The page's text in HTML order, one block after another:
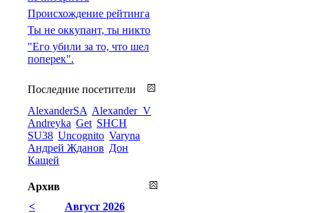
Происхождение рейтинга
Ты не оккупант, ты никто
"Его убили за то, что шел
поперек".
Последние посетители
AlexanderSA Alexander_V
Andreyka Get SHCH
SU38 Uncognito Varyna
Андрей Жданов Дон
Кащей
Архив
<
Август 2026